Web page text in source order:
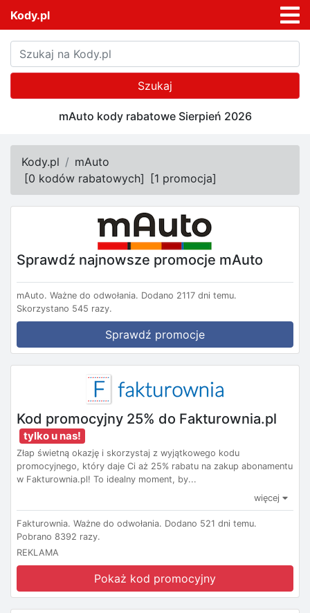
Kody.pl
Szukaj
mAuto kody rabatowe Sierpień 2026
Kody.pl
mAuto
[0 kodów rabatowych] [1 promocja]
Sprawdź najnowsze promocje mAuto
mAuto. Ważne do odwołania. Dodano 2117 dni temu.
Skorzystano 545 razy.
Sprawdź promocje
Kod promocyjny 25% do Fakturownia.pl
tylko u nas!
Złap świetną okazję i skorzystaj z wyjątkowego kodu
promocyjnego, który daje Ci aż 25% rabatu na zakup abonamentu
w Fakturownia.pl! To idealny moment, by...
więcej
Fakturownia. Ważne do odwołania. Dodano 521 dni temu.
Pobrano 8392 razy.
REKLAMA
Pokaż kod promocyjny